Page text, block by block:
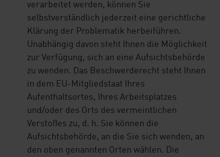
verarbeitet werden, können Sie
selbstverständlich jederzeit eine gerichtliche
Klärung der Problematik herbeiführen.
Unabhängig davon steht Ihnen die Möglichkeit
zur Verfügung, sich an eine Aufsichtsbehörde
zu wenden. Das Beschwerderecht steht Ihnen
in dem EU-Mitgliedstaat Ihres
Aufenthaltsortes, Ihres Arbeitsplatzes
und/oder des Orts des vermeintlichen
Verstoßes zu, d. h. Sie können die
Aufsichtsbehörde, an die Sie sich wenden, an
den oben genannten Orten wählen. Die